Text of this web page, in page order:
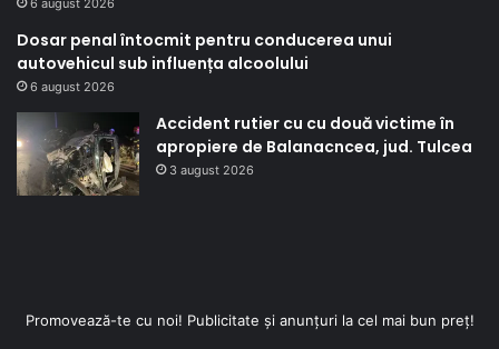
6 august 2026
Dosar penal întocmit pentru conducerea unui
autovehicul sub influența alcoolului
6 august 2026
Accident rutier cu cu două victime în
apropiere de Balanacncea, jud. Tulcea
3 august 2026
Promovează-te cu noi! Publicitate și anunțuri la cel mai bun preț!